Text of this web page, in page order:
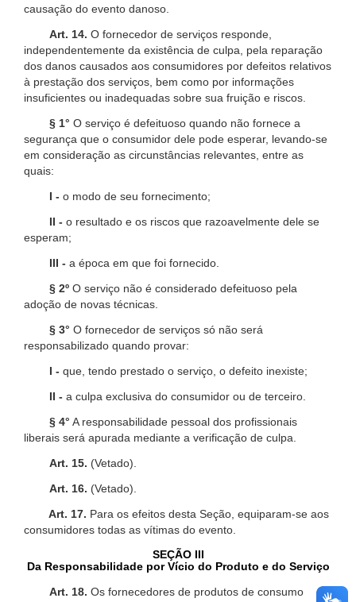
causação do evento danoso.
Art. 14. O fornecedor de serviços responde,
independentemente da existência de culpa, pela reparação
dos danos causados aos consumidores por defeitos relativos
à prestação dos serviços, bem como por informações
insuficientes ou inadequadas sobre sua fruição e riscos.
§ 1° O serviço é defeituoso quando não fornece a
segurança que o consumidor dele pode esperar, levando-se
em consideração as circunstâncias relevantes, entre as
quais:
I - o modo de seu fornecimento;
II - o resultado e os riscos que razoavelmente dele se
esperam;
III - a época em que foi fornecido.
§ 2º O serviço não é considerado defeituoso pela
adoção de novas técnicas.
§ 3° O fornecedor de serviços só não será
responsabilizado quando provar:
I - que, tendo prestado o serviço, o defeito inexiste;
II - a culpa exclusiva do consumidor ou de terceiro.
§ 4° A responsabilidade pessoal dos profissionais
liberais será apurada mediante a verificação de culpa.
Art. 15. (Vetado).
Art. 16. (Vetado).
Art. 17. Para os efeitos desta Seção, equiparam-se aos
consumidores todas as vítimas do evento.
SEÇÃO III
Da Responsabilidade por Vício do Produto e do Serviço
Art. 18. Os fornecedores de produtos de consumo